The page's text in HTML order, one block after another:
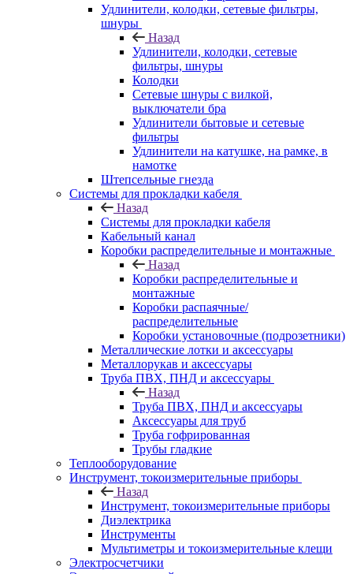
Удлинители, колодки, сетевые фильтры,
шнуры
Назад
Удлинители, колодки, сетевые
фильтры, шнуры
Колодки
Сетевые шнуры с вилкой,
выключатели бра
Удлинители бытовые и сетевые
фильтры
Удлинители на катушке, на рамке, в
намотке
Штепсельные гнезда
Системы для прокладки кабеля
Назад
Системы для прокладки кабеля
Кабельный канал
Коробки распределительные и монтажные
Назад
Коробки распределительные и
монтажные
Коробки распаячные/
распределительные
Коробки установочные (подрозетники)
Металлические лотки и аксессуары
Металлорукав и аксессуары
Труба ПВХ, ПНД и аксессуары
Назад
Труба ПВХ, ПНД и аксессуары
Аксессуары для труб
Труба гофрированная
Трубы гладкие
Теплооборудование
Инструмент, токоизмерительные приборы
Назад
Инструмент, токоизмерительные приборы
Диэлектрика
Инструменты
Мультиметры и токоизмерительные клещи
Электросчетчики